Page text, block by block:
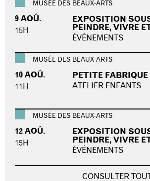
MUSÉE DES BEAUX-ARTS
9 AOÛ.
15H
EXPOSITION
PEINDRE, VIVRE
ÉVÉNEMENTS
MUSÉE DES BEAUX-ARTS
10 AOÛ.
11H
PETITE FABRIQUE
ATELIER ENFANTS
MUSÉE DES BEAUX-ARTS
12 AOÛ.
15H
EXPOSITION
PEINDRE, VIVRE
ÉVÉNEMENTS
CONSULTER